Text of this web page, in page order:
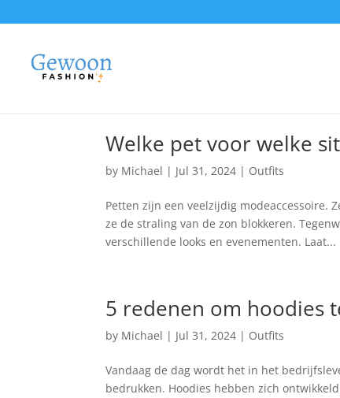
Welke pet voor welke
by Michael | Jul 31, 2024 | Outfits
Petten zijn een veelzijdig modeaccessoire.
ze de straling van de zon blokkeren.
verschillende looks en evenementen. Laat...
5 redenen om hoodies
by Michael | Jul 31, 2024 | Outfits
Vandaag de dag wordt het in het
bedrukken. Hoodies hebben zich